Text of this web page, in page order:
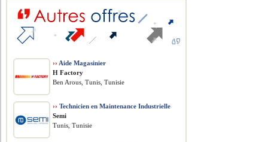
›› Aide Magasinier
H Factory
Ben Arous, Tunis, Tunisie
›› Technicien en Maintenance Industrielle
Semi
Tunis, Tunisie